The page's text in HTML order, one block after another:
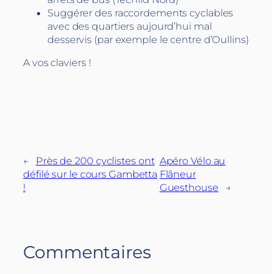
Suggérer des raccordements cyclables
avec des quartiers aujourd’hui mal
desservis (par exemple le centre d’Oullins)
A vos claviers !
←
Près de 200 cyclistes ont
défilé sur le cours Gambetta
!
Apéro Vélo au
Flâneur
Guesthouse
→
Commentaires